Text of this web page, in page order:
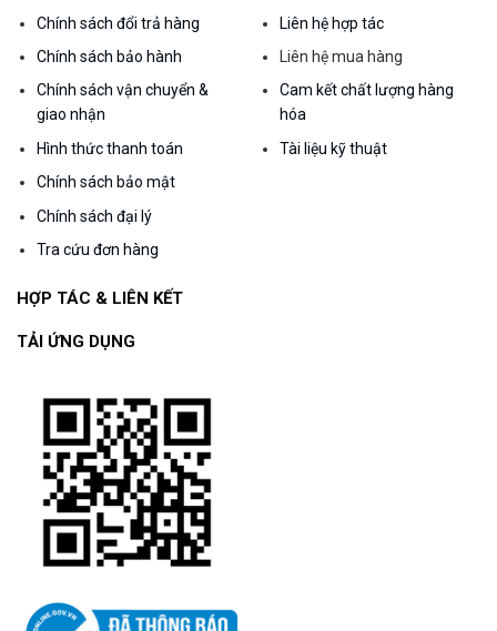
Chính sách đổi trả hàng
Chính sách bảo hành
Chính sách vận chuyển &
giao nhận
Hình thức thanh toán
Chính sách bảo mật
Chính sách đại lý
Tra cứu đơn hàng
Liên hệ hợp tác
Liên hệ mua hàng
Cam kết chất lượng hàng
hóa
Tài liệu kỹ thuật
HỢP TÁC & LIÊN KẾT
TẢI ỨNG DỤNG